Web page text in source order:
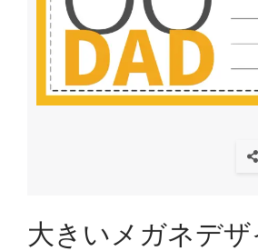
大きいメガネデ